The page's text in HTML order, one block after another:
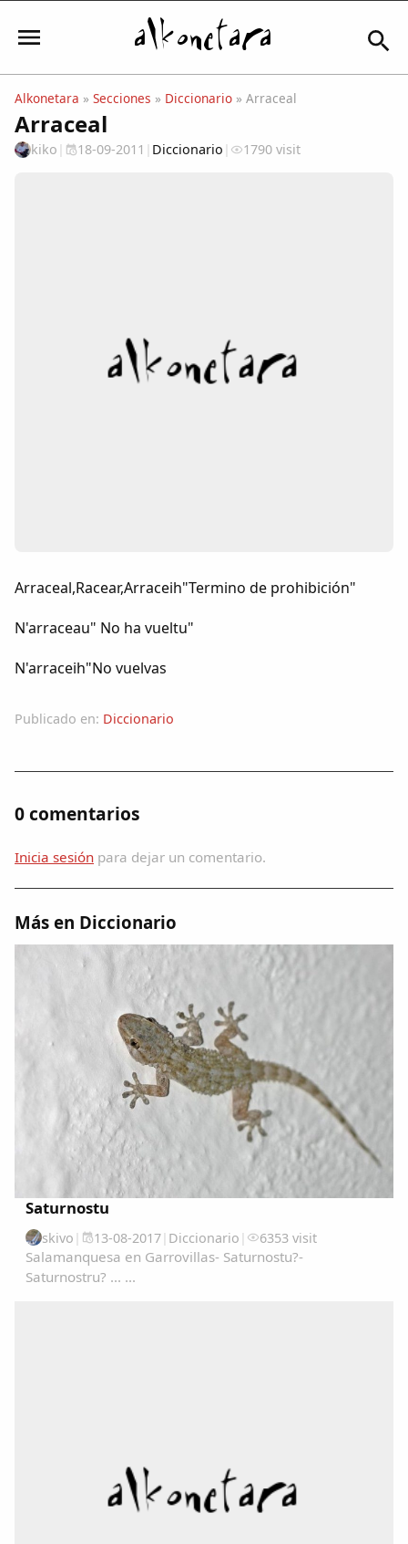
Iniciar sesión
Comunidad
Foros
Idiosincrasia
Diccionario
Traductor
Dichos
Apodos
La palra
Modo oscuro
Alkonetara » Secciones » Diccionario » Arraceal
Arraceal
kiko | 18-09-2011 | Diccionario | 1790 visit
Arraceal,Racear,Arraceih"Termino de prohibición"
N'arraceau" No ha vueltu"
N'arraceih"No vuelvas
Publicado en: Diccionario
0 comentarios
Inicia sesión para dejar un comentario.
Más en Diccionario
Saturnostu
skivo | 13-08-2017| Diccionario | 6353 visit
Salamanquesa en Garrovillas- Saturnostu?-
Saturnostru? ... ...